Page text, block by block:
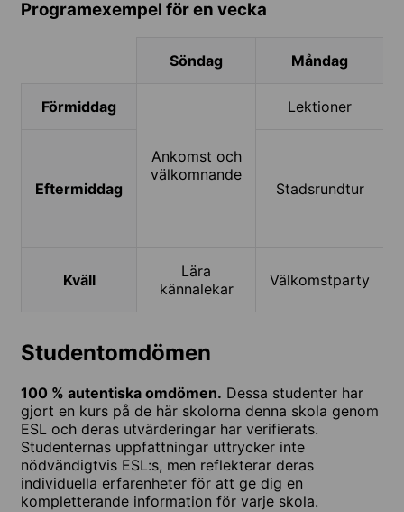
Programexempel för en vecka
Söndag Måndag
Förmiddag
Ankomst och
välkomnande
Lektioner
Eftermiddag Stadsrundtur
Kväll
Lära
kännalekar
Välkomstparty
Studentomdömen
100 % autentiska omdömen. Dessa studenter har
gjort en kurs på de här skolorna denna skola genom
ESL och deras utvärderingar har verifierats.
Studenternas uppfattningar uttrycker inte
nödvändigtvis ESL:s, men reflekterar deras
individuella erfarenheter för att ge dig en
kompletterande information för varje skola.